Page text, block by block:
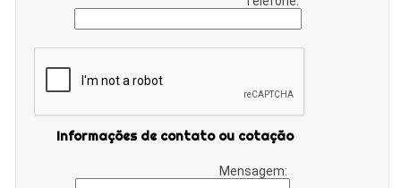
Informações de contato ou cotação
Mensagem: